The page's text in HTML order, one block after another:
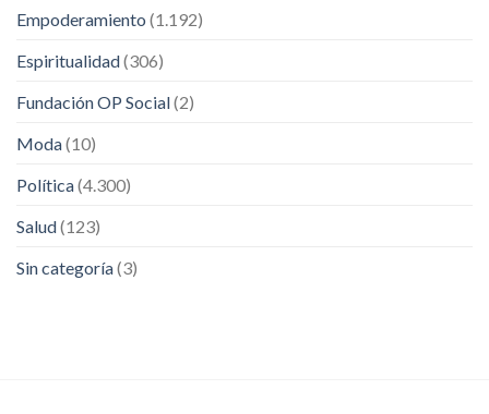
Empoderamiento (1.192)
Espiritualidad(306)
Fundación OP Social(2)
Moda(10)
Política(4.300)
Salud(123)
Sin categoría(3)